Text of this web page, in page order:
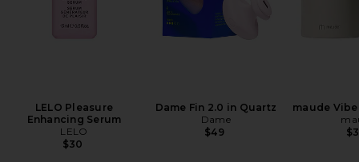
LELO Pleasure
Enhancing Serum
LELO
$30
Dame Fin 2.0 in Quartz
Dame
$49
maude